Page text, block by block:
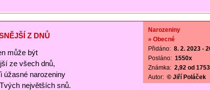
Z DNŮ
může být
ze všech dnů,
úžasné narozeniny
největších snů.
Narozeniny
» Obecné
Přidáno: 8. 2. 2023 -
Posláno: 1550x
Známka: 2,92 od
Autor: © Jiří Poláček